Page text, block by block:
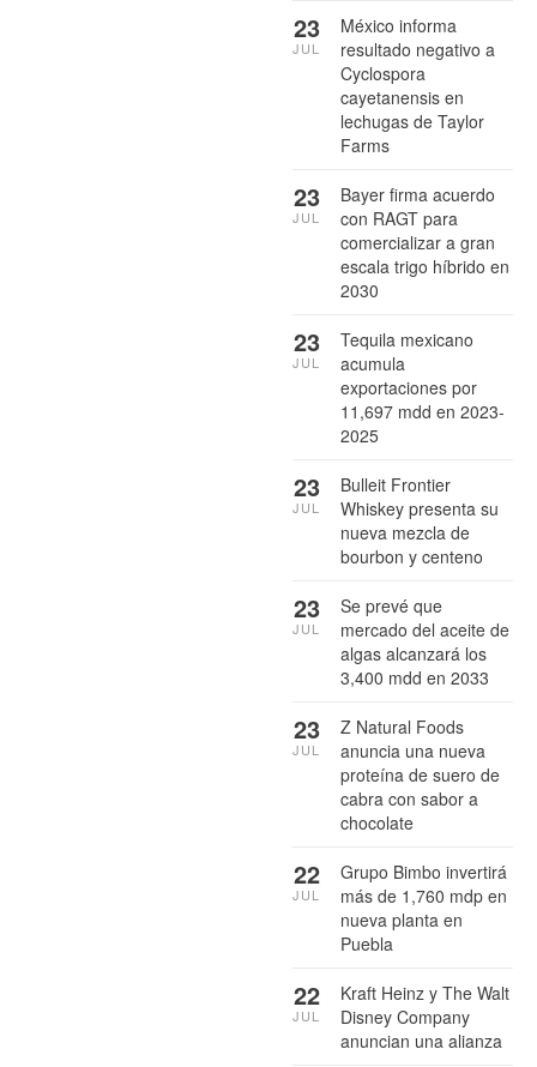
México informa
resultado negativo a
Cyclospora
cayetanensis en
lechugas de Taylor
Farms
23
JUL
Bayer firma acuerdo
con RAGT para
comercializar a gran
escala trigo híbrido en
2030
23
JUL
Tequila mexicano
acumula
exportaciones por
11,697 mdd en 2023-
2025
23
JUL
Bulleit Frontier
Whiskey presenta su
nueva mezcla de
bourbon y centeno
23
JUL
Se prevé que
mercado del aceite de
algas alcanzará los
3,400 mdd en 2033
23
JUL
Z Natural Foods
anuncia una nueva
proteína de suero de
cabra con sabor a
chocolate
23
JUL
Grupo Bimbo invertirá
más de 1,760 mdp en
nueva planta en
Puebla
22
JUL
Kraft Heinz y The Walt
Disney Company
anuncian una alianza
22
JUL